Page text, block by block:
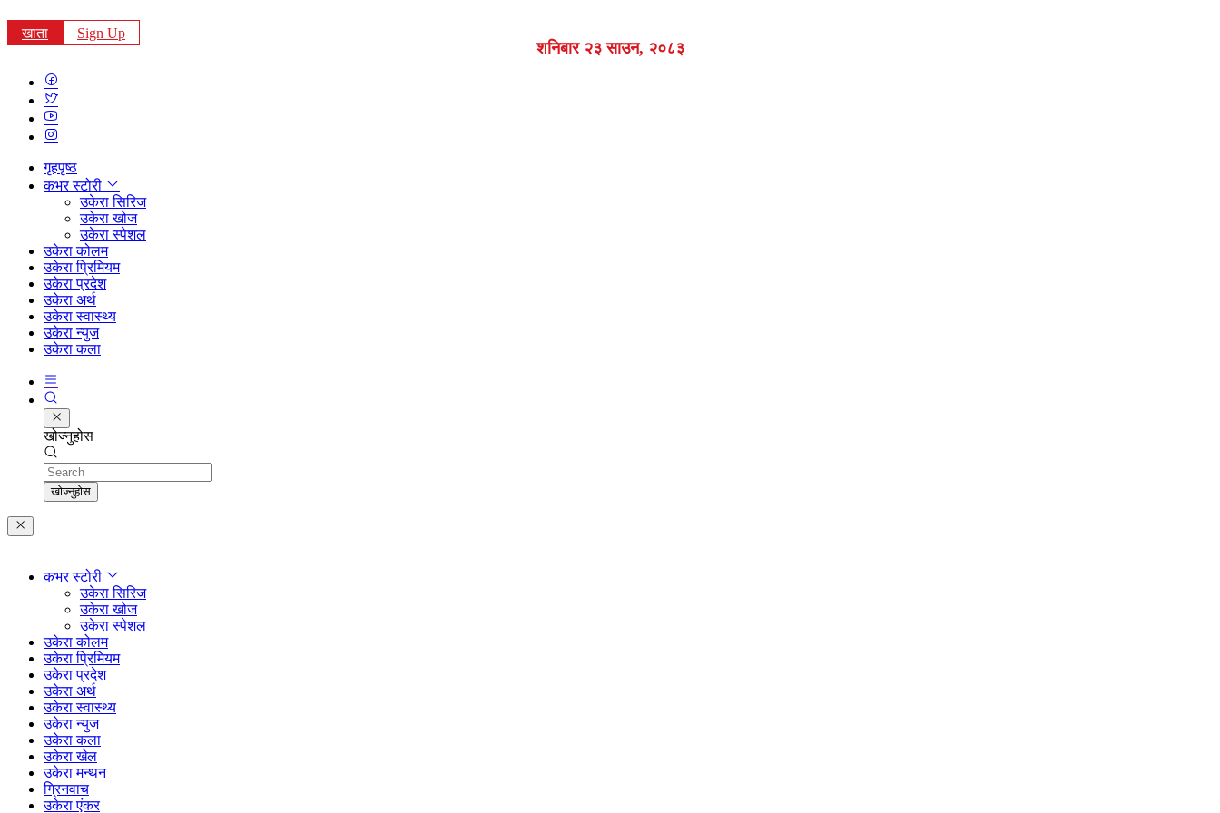
खाता Sign Up
शनिबार २३ साउन, २०८३
गृहपृष्ठ
कभर स्टोरी
उकेरा सिरिज
उकेरा खोज
उकेरा स्पेशल
उकेरा कोलम
उकेरा प्रिमियम
उकेरा प्रदेश
उकेरा अर्थ
उकेरा स्वास्थ्य
उकेरा न्युज
उकेरा कला
खोज्नुहोस
Search
खोज्नुहोस
कभर स्टोरी
उकेरा सिरिज
उकेरा खोज
उकेरा स्पेशल
उकेरा कोलम
उकेरा प्रिमियम
उकेरा प्रदेश
उकेरा अर्थ
उकेरा स्वास्थ्य
उकेरा न्युज
उकेरा कला
उकेरा खेल
उकेरा मन्थन
ग्रिनवाच
उकेरा एंकर